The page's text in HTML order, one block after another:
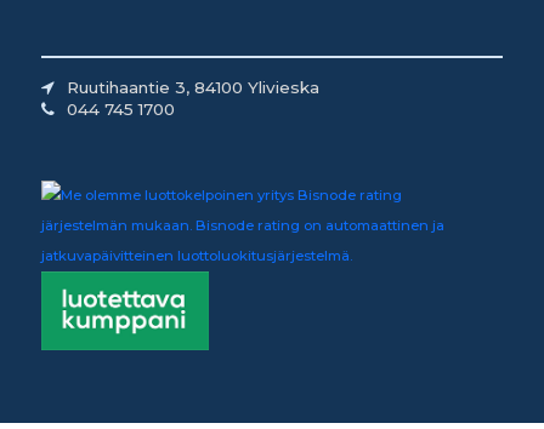
Ruutihaantie 3, 84100 Ylivieska
044 745 1700